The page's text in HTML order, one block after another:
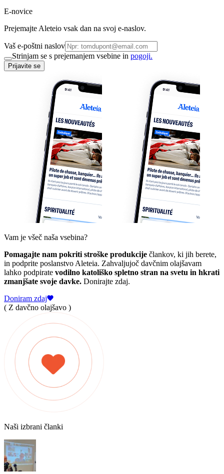
E-novice
Prejemajte Aleteio vsak dan na svoj e-naslov.
Vaš e-poštni naslov
Strinjam se s prejemanjem vsebine in pogoji.
Prijavite se
Vam je všeč naša vsebina?
Pomagajte nam pokriti stroške produkcije člankov, ki jih berete,
in podprite poslanstvo Aleteia. Zahvaljujoč davčnim olajšavam
lahko podpirate vodilno katoliško spletno stran na svetu in hkrati
zmanjšate svoje davke. Donirajte zdaj.
Doniram zdaj
( Z davčno olajšavo )
Naši izbrani članki